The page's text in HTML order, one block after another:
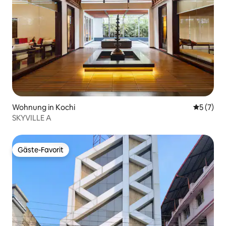
Wohnung in Kochi
5 (7)
SKYVILLE A
Gäste-Favorit
Gäste-Favorit